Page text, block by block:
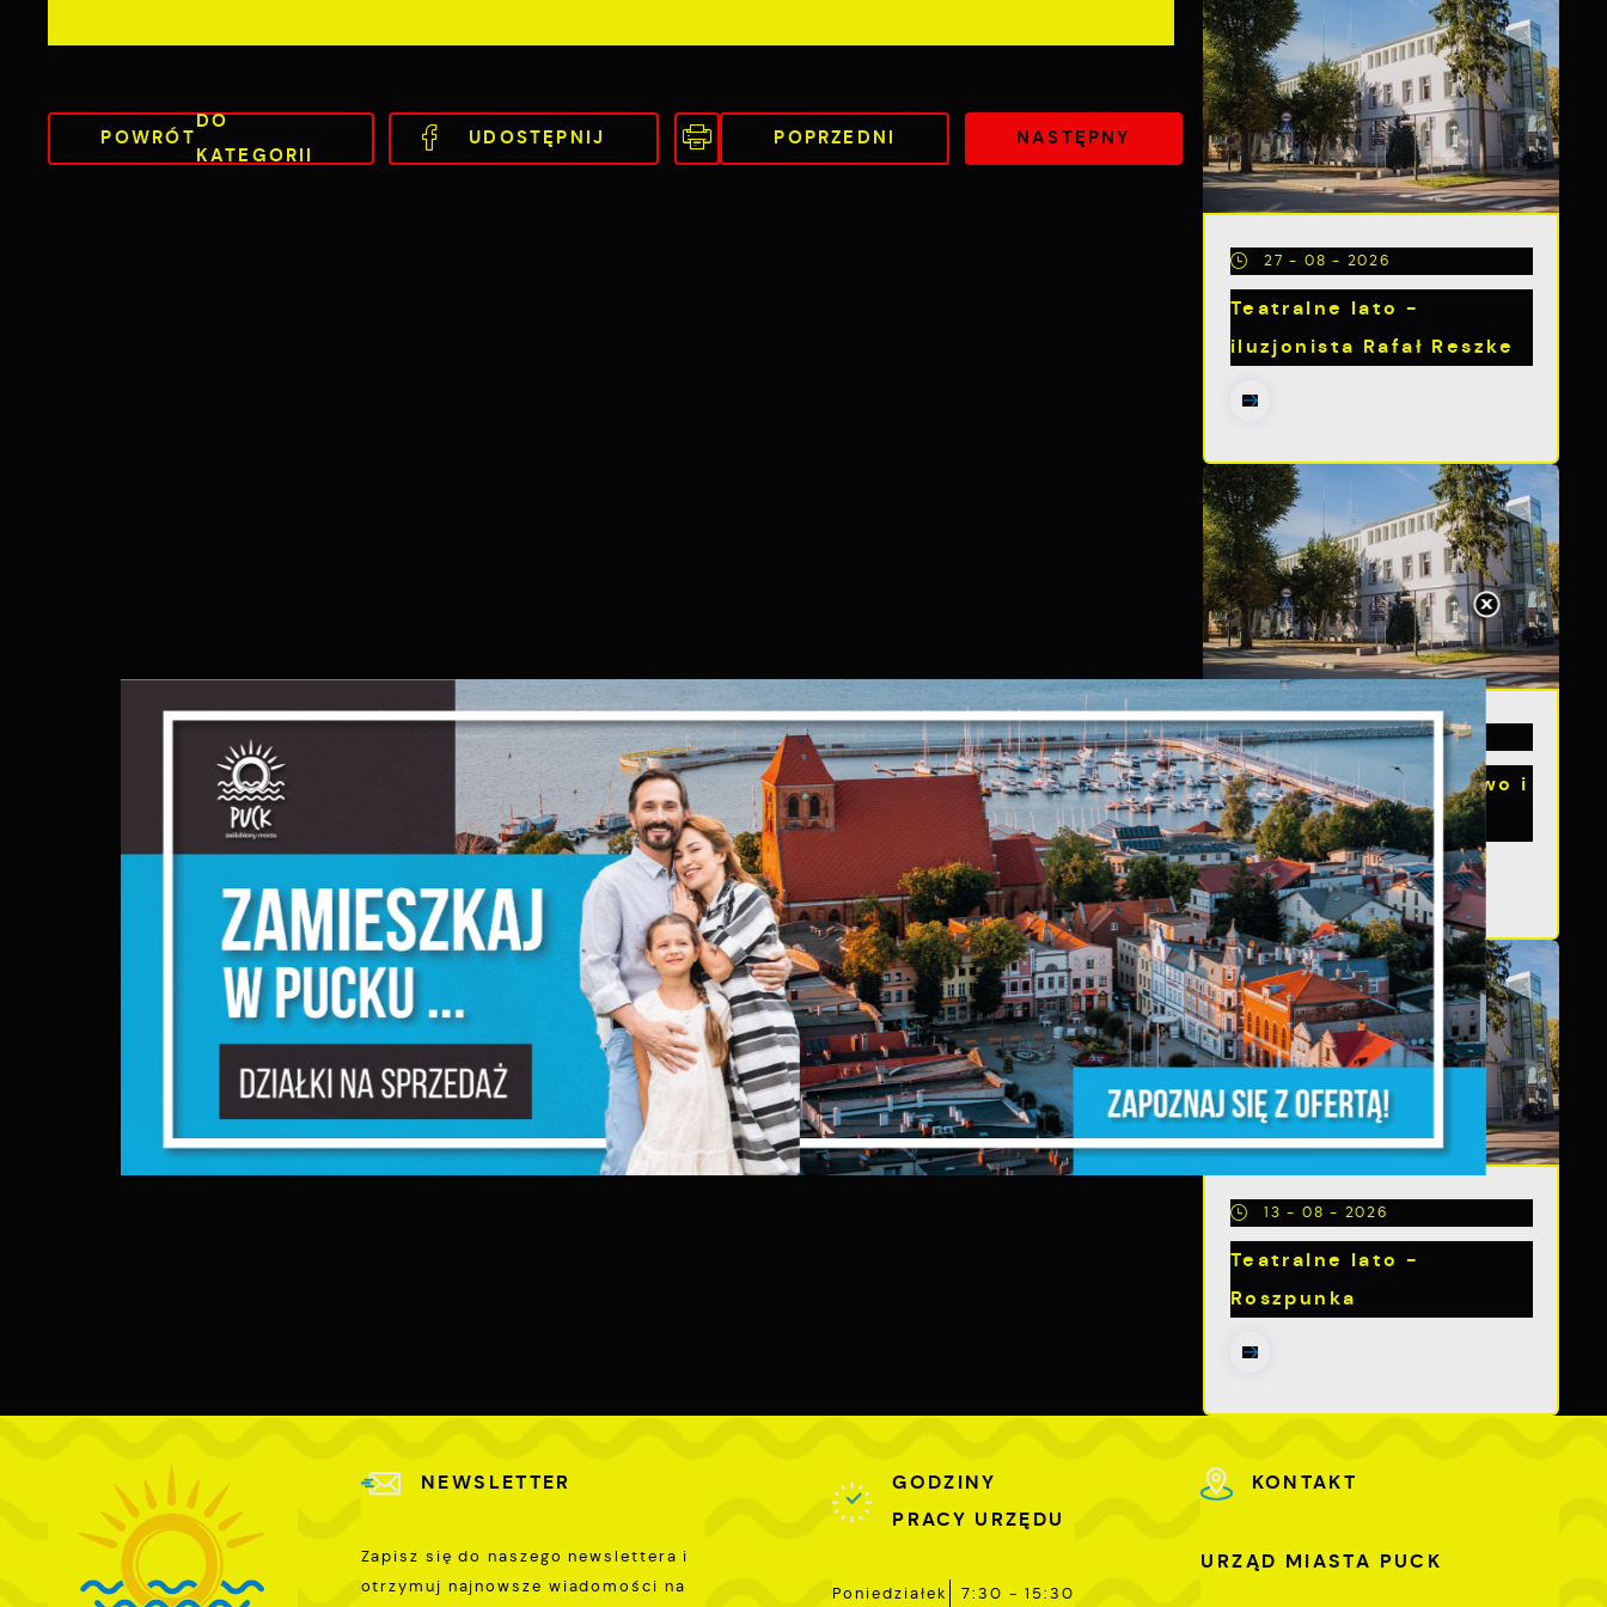
POWRÓT
DO
KATEGORII
UDOSTĘPNIJ POPRZEDNI NASTĘPNY
27 - 08 - 2026
Teatralne lato -
iluzjonista Rafał Reszke
20 - 08 - 2026
Teatralne lato - Zdrowo i
kolorowo
13 - 08 - 2026
Teatralne lato -
Roszpunka
NEWSLETTER
Zapisz się do naszego newslettera i
otrzymuj najnowsze wiadomości na
GODZINY
PRACY URZĘDU
Poniedziałek 7:30 - 15:30
KONTAKT
URZĄD MIASTA PUCK
Ustawienia
Szanujemy Twoją prywatność. Możesz zmienić ustawienia cookies
lub zaakceptować je wszystkie. W dowolnym momencie możesz
dokonać zmiany swoich ustawień.
Niezbędne
Niezbędne pliki cookies służą do prawidłowego funkcjonowania
strony internetowej i umożliwiają Ci komfortowe korzystanie z
oferowanych przez nas usług.
Pliki cookies odpowiadają na podejmowane przez Ciebie działania
w celu m.in. dostosowania Twoich ustawień preferencji
prywatności, logowania czy wypełniania formularzy. Dzięki plikom
cookies strona, z której korzystasz, może działać bez zakłóceń.
Funkcjonalne i personalizacyjne
Analityczne pliki cookies pomagają nam rozwijać się i
Cookies analityczne pozwalają na uzyskanie informacji w zakresie
wykorzystywania witryny internetowej, miejsca oraz
Więcej
ZAPISZ WYBRANE